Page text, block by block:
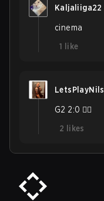
Kaljaliiga22
cinema
1
like
LetsPlayNils
G2 2:0 ✋🏼
2
likes